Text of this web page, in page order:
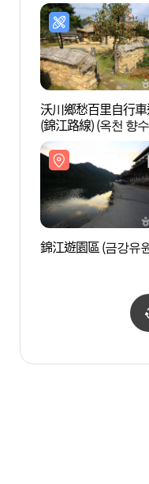
沃川鄉愁百里自行
(錦江路線) (옥천 향
리 자전거길(금강코
錦江遊園區 (금강유